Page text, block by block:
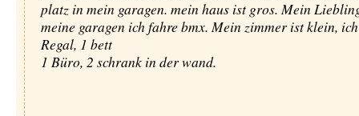
platz in mein garagen. mein haus ist gros. Mein
meine garagen ich fahre bmx. Mein zimmer ist klein,
Regal, 1 bett
1 Büro, 2 schrank in der wand.